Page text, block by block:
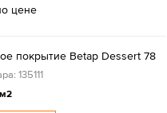
цене
покрытие Betap Dessert 78
135111